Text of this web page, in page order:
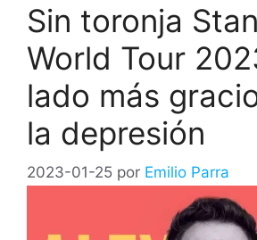
Sin toronja
World Tour
lado más
la depresión
2023-01-25 por Emilio Parra